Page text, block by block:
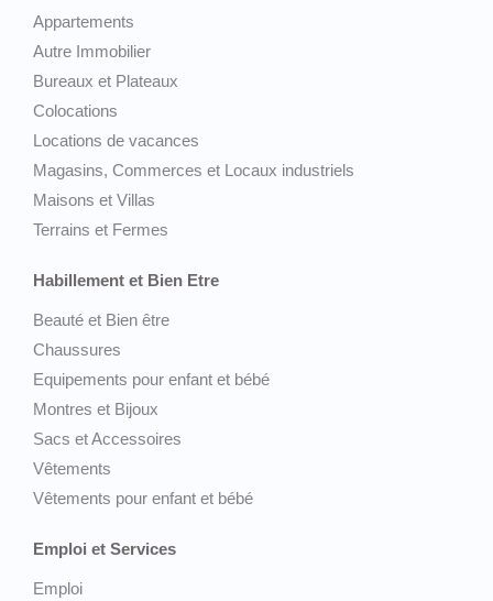
Appartements
Autre Immobilier
Bureaux et Plateaux
Colocations
Locations de vacances
Magasins, Commerces et Locaux industriels
Maisons et Villas
Terrains et Fermes
Habillement et Bien Etre
Beauté et Bien être
Chaussures
Equipements pour enfant et bébé
Montres et Bijoux
Sacs et Accessoires
Vêtements
Vêtements pour enfant et bébé
Emploi et Services
Emploi